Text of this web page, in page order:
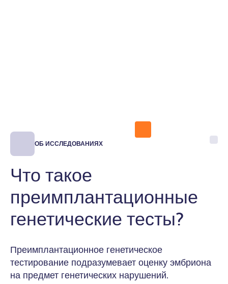
ОБ ИССЛЕДОВАНИЯХ
Что такое
преимплантационные
генетические тесты?
Преимплантационное генетическое
тестирование подразумевает оценку эмбриона
на предмет генетических нарушений.